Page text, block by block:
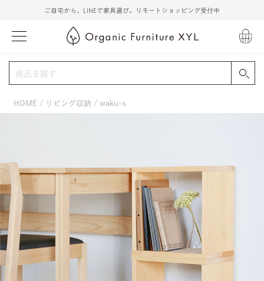
ご自宅から、LINEで家具選び。リモートショッピング受付中
HOME リビング収納 waku-s